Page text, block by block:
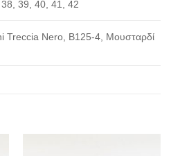
39, 40, 41, 42
Treccia Nero, Β125-4, Μουσταρδί